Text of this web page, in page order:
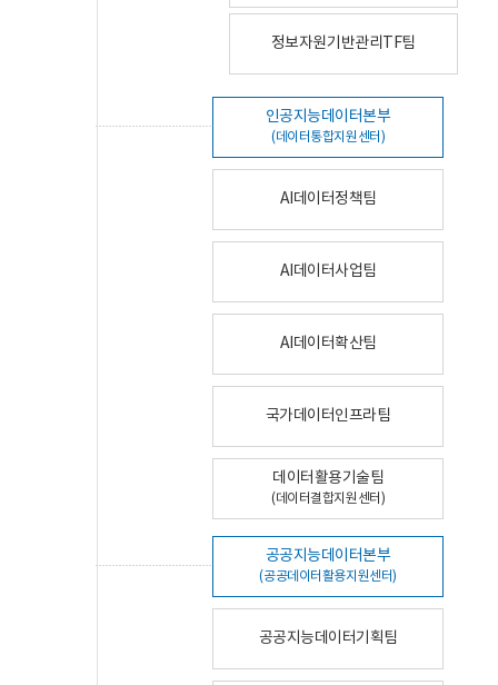
정보자원기반관리TF팀
인공지능데이터본부
(데이터통합지원센터)
AI데이터정책팀
AI데이터사업팀
AI데이터확산팀
국가데이터인프라팀
데이터활용기술팀
(데이터결합지원센터)
공공지능데이터본부
(공공데이터활용지원센터)
공공지능데이터기획팀